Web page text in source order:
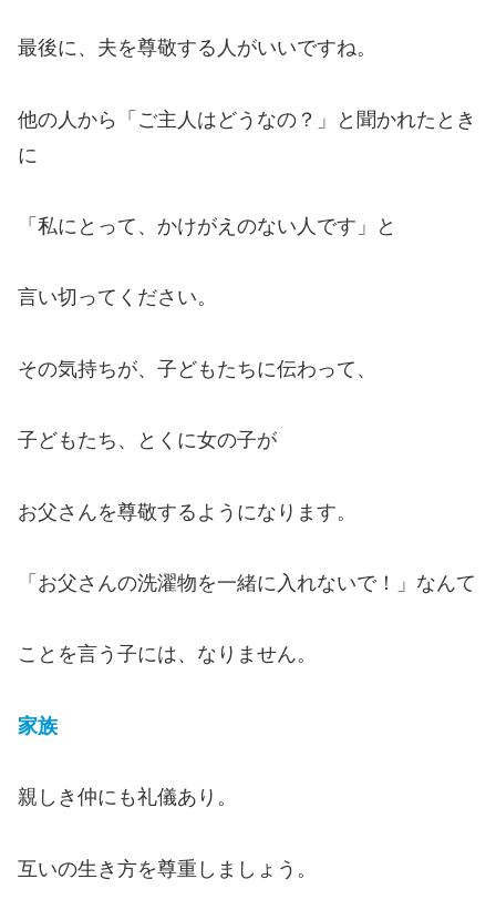
最後に、夫を尊敬する人がいいですね。
他の人から「ご主人はどうなの？」と聞かれたとき
に
「私にとって、かけがえのない人です」と
言い切ってください。
その気持ちが、子どもたちに伝わって、
子どもたち、とくに女の子が
お父さんを尊敬するようになります。
「お父さんの洗濯物を一緒に入れないで！」なんて
ことを言う子には、なりません。
家族
親しき仲にも礼儀あり。
互いの生き方を尊重しましょう。